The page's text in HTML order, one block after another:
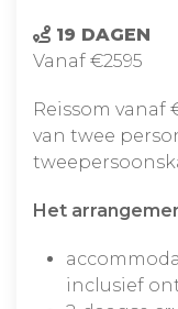
19 DAGEN
Vanaf €2595
Reissom vanaf
van twee
Het
inclusief